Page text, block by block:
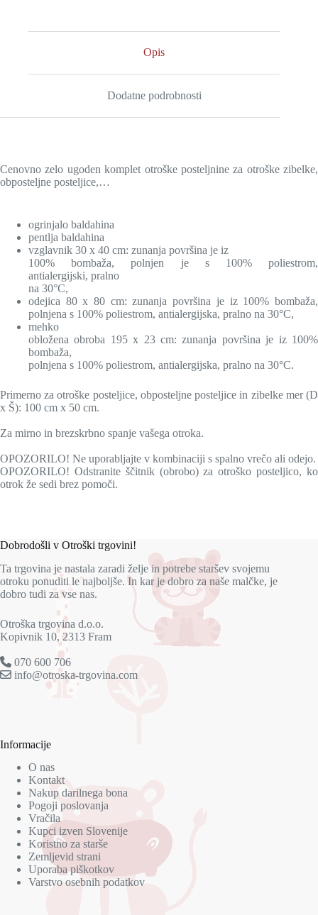
Opis
Dodatne podrobnosti
Cenovno zelo ugoden komplet otroške posteljnine za otroške zibelke,
obposteljne posteljice,…
ogrinjalo baldahina
pentlja baldahina
vzglavnik 30 x 40 cm: zunanja površina je iz
100% bombaža, polnjen je s 100% poliestrom,
antialergijski, pralno
na 30°C,
odejica 80 x 80 cm: zunanja površina je iz 100% bombaža,
polnjena s 100% poliestrom, antialergijska, pralno na 30°C,
mehko
obložena obroba 195 x 23 cm: zunanja površina je iz 100%
bombaža,
polnjena s 100% poliestrom, antialergijska, pralno na 30°C.
Primerno za otroške posteljice, obposteljne posteljice in zibelke mer (D
x Š): 100 cm x 50 cm.
Za mirno in brezskrbno spanje vašega otroka.
OPOZORILO! Ne uporabljajte v kombinaciji s spalno vrečo ali odejo.
OPOZORILO! Odstranite ščitnik (obrobo) za otroško posteljico, ko
otrok že sedi brez pomoči.
Dobrodošli v Otroški trgovini!
Ta trgovina je nastala zaradi želje in potrebe staršev svojemu
otroku ponuditi le najboljše. In kar je dobro za naše malčke, je
dobro tudi za vse nas.
Otroška trgovina d.o.o.
Kopivnik 10, 2313 Fram
070 600 706
info@otroska-trgovina.com
Informacije
O nas
Kontakt
Nakup darilnega bona
Pogoji poslovanja
Vračila
Kupci izven Slovenije
Koristno za starše
Zemljevid strani
Uporaba piškotkov
Varstvo osebnih podatkov